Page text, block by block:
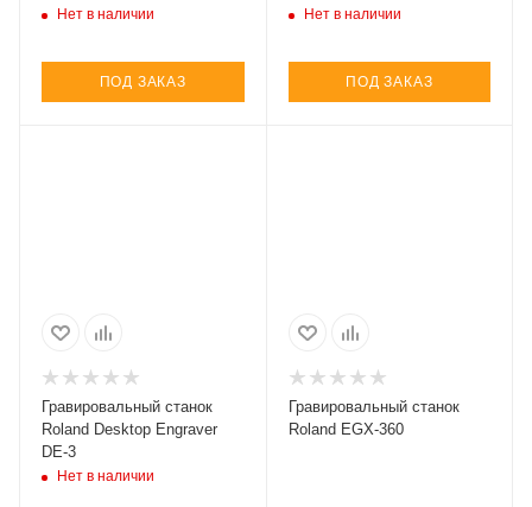
Нет в наличии
ПОД ЗАКАЗ
Нет в наличии
ПОД ЗАКАЗ
Гравировальный станок
Roland Desktop Engraver
DE-3
Нет в наличии
Гравировальный станок
Roland EGX-360